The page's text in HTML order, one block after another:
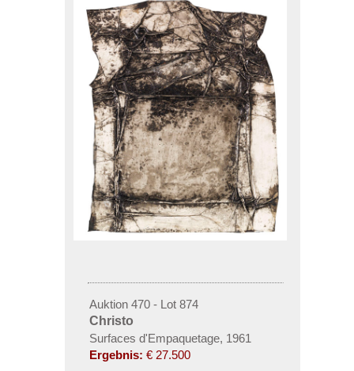
Auktion 470 - Lot 874
Christo
Surfaces d'Empaquetage, 1961
Ergebnis: € 27.500